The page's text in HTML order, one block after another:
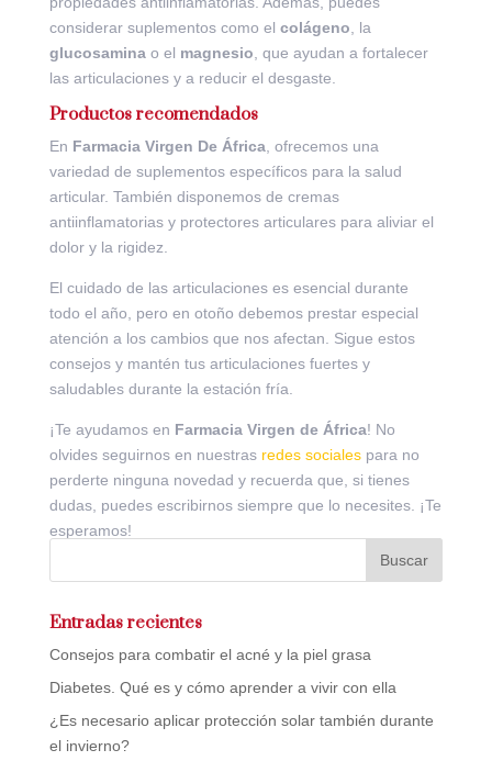
considerar suplementos como el colágeno , la
glucosaminao el magnesio , que ayudan a fortalecer
las articulaciones y a reducir el desgaste.
Productos recomendados
En Farmacia Virgen De África, ofrecemos una
variedad de suplementos específicos para la salud
articular. También disponemos de cremas
antiinflamatorias y protectores articulares para aliviar el
dolor y la rigidez.
El cuidado de las articulaciones es esencial durante
todo el año, pero en otoño debemos prestar especial
atención a los cambios que nos afectan. Sigue estos
consejos y mantén tus articulaciones fuertes y
saludables durante la estación fría.
¡Te ayudamos en Farmacia Virgen de África! No
olvides seguirnos en nuestras redes socialespara no
perderte ninguna novedad y recuerda que, si tienes
dudas, puedes escribirnos siempre que lo necesites. ¡Te
esperamos!
Entradas recientes
Consejos para combatir el acné y la piel grasa
Diabetes. Qué es y cómo aprender a vivir con ella
¿Es necesario aplicar protección solar también durante
el invierno?